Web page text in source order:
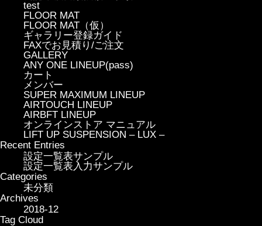
test
FLOOR MAT
FLOOR MAT（仮）
ギャラリー登録ガイド
FAXでお見積り/ご注文
GALLERY
ANY ONE LINEUP(pass)
カート
メンバー
SUPER MAXIMUM LINEUP
AIRTOUCH LINEUP
AIRBFT LINEUP
オンラインストア マニュアル
LIFT UP SUSPENSION – LUX –
Recent Entries
設定一覧表サンプル
設定一覧表入力サンプル
Categories
未分類
Archives
2018-12
Tag Cloud